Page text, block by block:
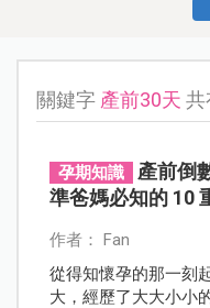
關鍵字 產前30天 共
孕期知識
產前倒
準爸媽必知的 10
作者： Fan
從得知懷孕的那一刻
大，經歷了大大小小